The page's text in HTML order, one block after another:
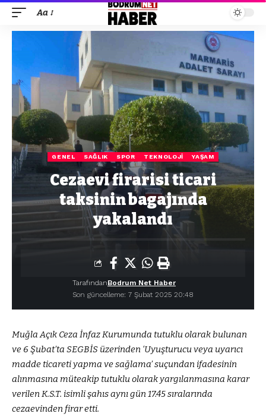
Aa
GENEL SAĞLIK SPOR TEKNOLOJI YAŞAM
Cezaevi firarisi ticari
taksinin bagajında
yakalandı
Son güncelleme: 7 Şubat 2025 20:48
TarafındanBodrum Net Haber
Muğla Açık Ceza İnfaz Kurumunda tutuklu olarak bulunan
ve 6 Şubat’ta SEGBİS üzerinden ‘Uyuşturucu veya uyarıcı
madde ticareti yapma ve sağlama’ suçundan ifadesinin
alınmasına müteakip tutuklu olarak yargılanmasına karar
verilen K.S.T. isimli şahıs aynı gün 17.45 sıralarında
cezaevinden firar etti.